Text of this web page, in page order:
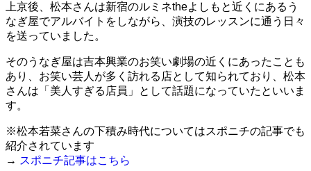
上京後、松本さんは新宿のルミネtheよしもと近くにあるう
なぎ屋でアルバイトをしながら、演技のレッスンに通う日々
を送っていました。
そのうなぎ屋は吉本興業のお笑い劇場の近くにあったことも
あり、お笑い芸人が多く訪れる店として知られており、松本
さんは「美人すぎる店員」として話題になっていたといいま
す。
※松本若菜さんの下積み時代についてはスポニチの記事でも
紹介されています
→ スポニチ記事はこちら